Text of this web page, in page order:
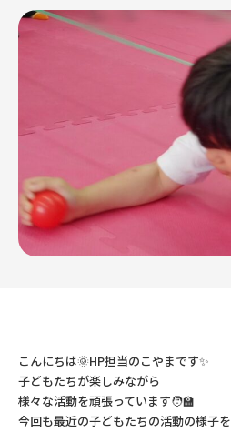
こんにちは🌞HP担当のこやまです✨
子どもたちが楽しみながら
様々な活動を頑張っています🧑‍🏫
今回も最近の子どもたちの活動の様子を